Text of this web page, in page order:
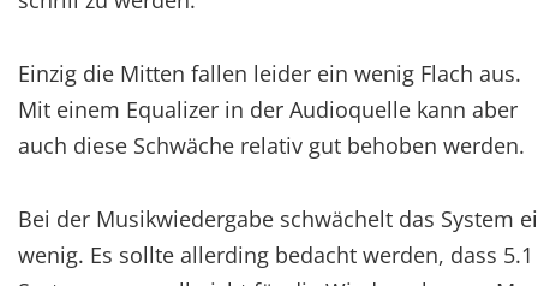
Einzig die Mitten fallen leider ein wenig Flach aus.
Mit einem Equalizer in der Audioquelle kann aber
auch diese Schwäche relativ gut behoben werden.
Bei der Musikwiedergabe schwächelt das System
wenig. Es sollte allerding bedacht werden, dass 5.1